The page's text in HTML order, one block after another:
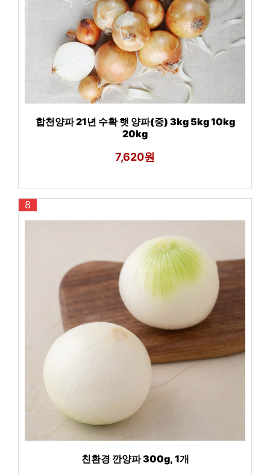
합천양파 21년 수확 햇 양파(중) 3kg 5kg 10kg
20kg
7,620원
8
친환경 깐양파 300g, 1개